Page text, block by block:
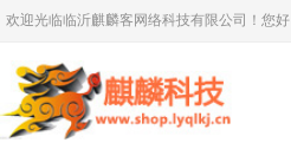
欢迎光临临沂麒麟客网络科技有限公司！您好